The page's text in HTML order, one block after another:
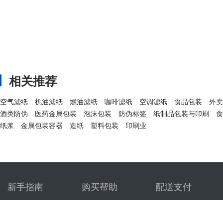
相关推荐
空气滤纸 机油滤纸 燃油滤纸 咖啡滤纸 空调滤纸 食品包装
外
酒类防伪
医药金属包装 泡沫包装 防伪标签 纸制品包装与印刷
纸浆
金属包装容器 造纸 塑料包装 印刷业
新手指南 购买帮助 配送支付